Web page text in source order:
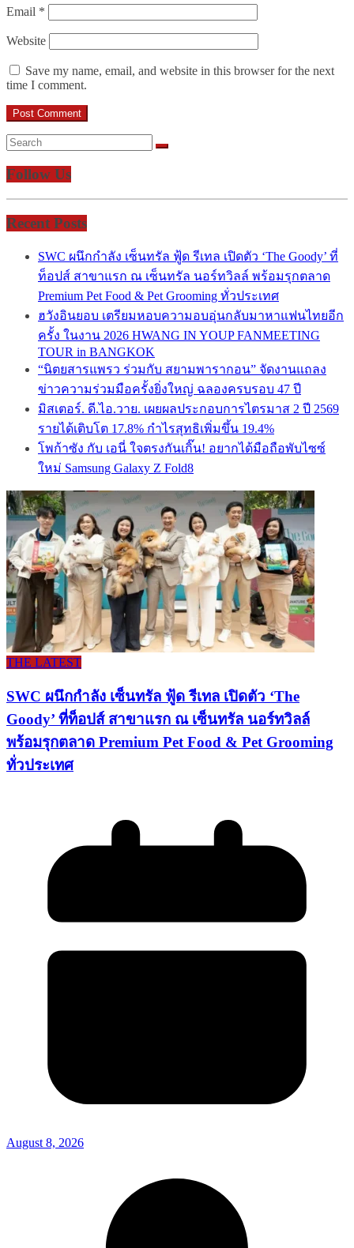
Email *
Website
Save my name, email, and website in this browser for the next
time I comment.
Follow Us
Recent Posts
SWC ผนึกกำลัง เซ็นทรัล ฟู้ด รีเทล เปิดตัว ‘The Goody’ ที่
ท็อปส์ สาขาแรก ณ เซ็นทรัล นอร์ทวิลล์ พร้อมรุกตลาด
Premium Pet Food & Pet Grooming ทั่วประเทศ
ฮวังอินยอบ เตรียมหอบความอบอุ่นกลับมาหาแฟนไทยอีก
ครั้ง ในงาน 2026 HWANG IN YOUP FANMEETING
TOUR in BANGKOK
“นิตยสารแพรว ร่วมกับ สยามพารากอน” จัดงานแถลง
ข่าวความร่วมมือครั้งยิ่งใหญ่ ฉลองครบรอบ 47 ปี
มิสเตอร์. ดี.ไอ.วาย. เผยผลประกอบการไตรมาส 2 ปี 2569
รายได้เติบโต 17.8% กำไรสุทธิเพิ่มขึ้น 19.4%
โพก้าซัง กับ เอนี่ ใจตรงกันเกิ๊น! อยากได้มือถือพับไซซ์
ใหม่ Samsung Galaxy Z Fold8
THE LATEST
SWC ผนึกกำลัง เซ็นทรัล ฟู้ด รีเทล เปิดตัว ‘The
Goody’ ที่ท็อปส์ สาขาแรก ณ เซ็นทรัล นอร์ทวิลล์
พร้อมรุกตลาด Premium Pet Food & Pet Grooming
ทั่วประเทศ
August 8, 2026